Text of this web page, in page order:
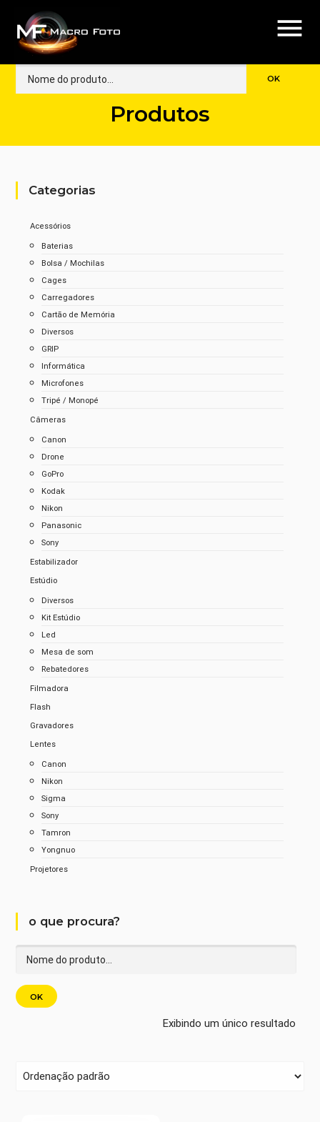
menu
Produtos
Categorias
Acessórios
Baterias
Bolsa / Mochilas
Cages
Carregadores
Cartão de Memória
Diversos
GRIP
Informática
Microfones
Tripé / Monopé
Câmeras
Canon
Drone
GoPro
Kodak
Nikon
Panasonic
Sony
Estabilizador
Estúdio
Diversos
Kit Estúdio
Led
Mesa de som
Rebatedores
Filmadora
Flash
Gravadores
Lentes
Canon
Nikon
Sigma
Sony
Tamron
Yongnuo
Projetores
o que procura?
Exibindo um único resultado